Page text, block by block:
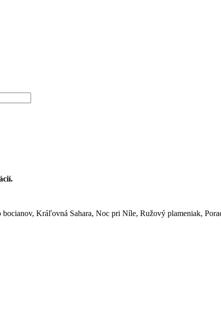
Kráľovná Sahara, Noc pri Níle, Ružový plameniak,